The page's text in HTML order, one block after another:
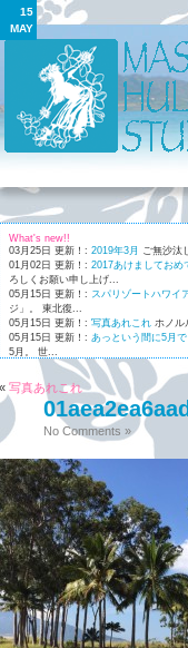
What's new!!
03月25日 更新！: 2019年3月 ご無沙汰
01月02日 更新！: 2017あけましておめ
ろしくお願い申し上げ...
05月15日 更新！: スパリゾートハワイ
ジ」。 東北復...
05月15日 更新！: 写真あれこれ ホノル
05月15日 更新！: あっという間に5月で
5月。 世...
01月03日 更新！: Maunaleo 皆様ご存
« 写真あれこれ
15
MAY
No Comments »